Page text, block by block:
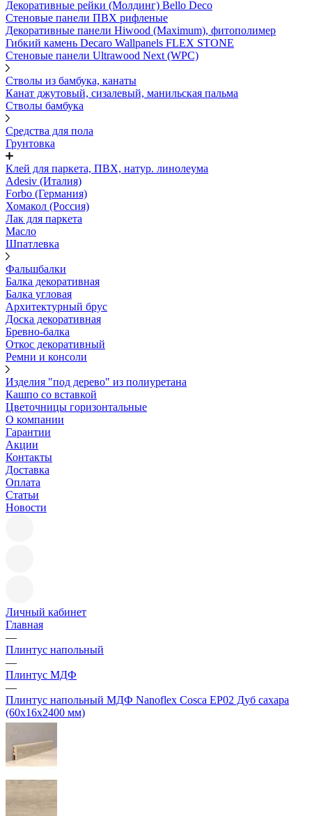
Декоративные рейки (Молдинг) Bello Deco
Стеновые панели ПВХ рифленые
Декоративные панели Hiwood (Maximum), фитополимер
Гибкий камень Decaro Wallpanels FLEX STONE
Стеновые панели Ultrawood Next (WPC)
Стволы из бамбука, канаты
Канат джутовый, сизалевый, манильская пальма
Стволы бамбука
Средства для пола
Грунтовка
Клей для паркета, ПВХ, натур. линолеума
Adesiv (Италия)
Forbo (Германия)
Хомакол (Россия)
Лак для паркета
Масло
Шпатлевка
Фальшбалки
Балка декоративная
Балка угловая
Архитектурный брус
Доска декоративная
Бревно-балка
Откос декоративный
Ремни и консоли
Изделия "под дерево" из полиуретана
Кашпо со вставкой
Цветочницы горизонтальные
О компании
Гарантии
Акции
Контакты
Доставка
Оплата
Статьи
Новости
Личный кабинет
Главная
—
Плинтус напольный
—
Плинтус МДФ
—
Плинтус напольный МДФ Nanoflex Cosca ЕP02 Дуб сахара
(60х16х2400 мм)